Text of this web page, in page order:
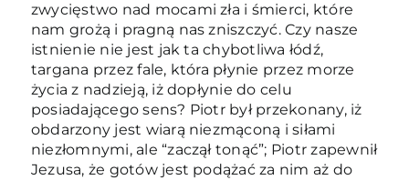
zwycięstwo nad mocami zła i śmierci, które
nam grożą i pragną nas zniszczyć. Czy nasze
istnienie nie jest jak ta chybotliwa łódź,
targana przez fale, która płynie przez morze
życia z nadzieją, iż dopłynie do celu
posiadającego sens? Piotr był przekonany, iż
obdarzony jest wiarą niezmąconą i siłami
niezłomnymi, ale “zaczął tonąć”; Piotr zapewnił
Jezusa, że gotów jest podążać za nim aż do